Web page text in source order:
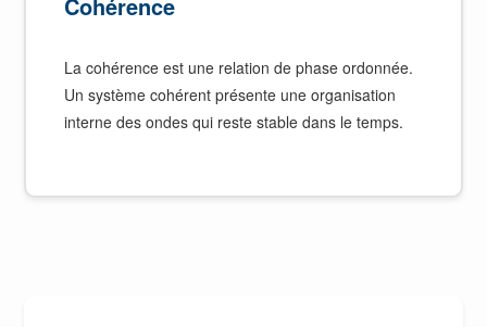
La cohérence est une relation de phase ordonnée.
Un système cohérent présente une organisation
interne des ondes qui reste stable dans le temps.